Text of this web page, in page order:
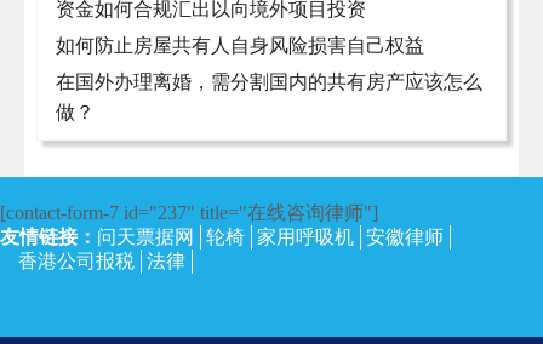
资金如何合规汇出以向境外项目投资
如何防止房屋共有人自身风险损害自己权益
在国外办理离婚，需分割国内的共有房产应该怎么
做？
[contact-form-7 id="237" title="在线咨询律师"]
友情链接： 问天票据网 轮椅 家用呼吸机 安徽律师
香港公司报税 法律